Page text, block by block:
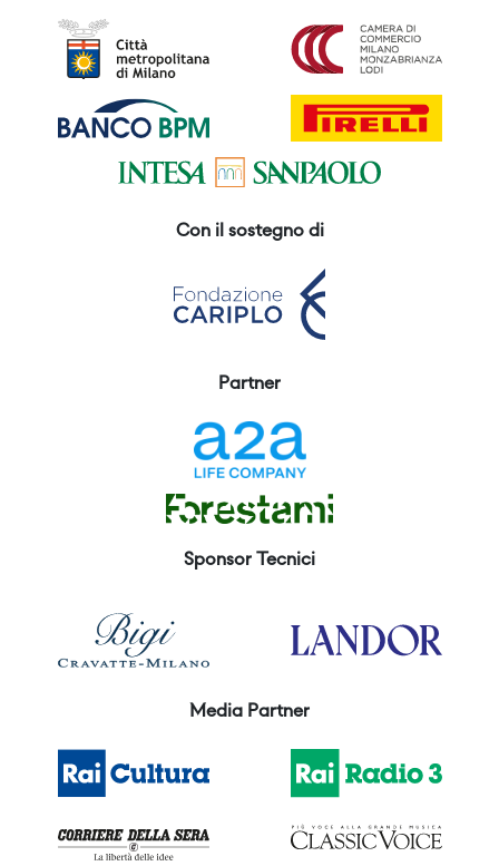
Con il sostegno di
Partner
Sponsor Tecnici
Media Partner